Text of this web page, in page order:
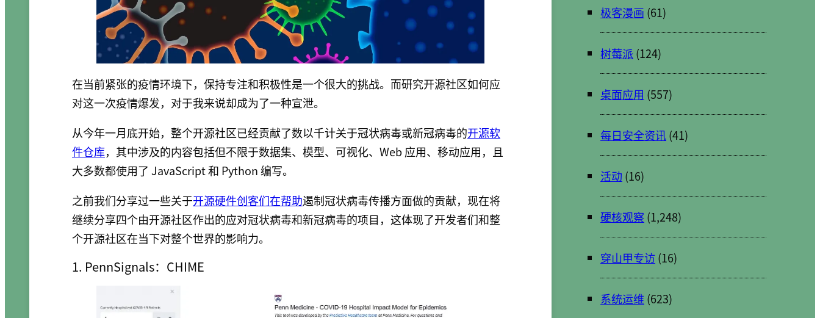
在当前紧张的疫情环境下，保持专注和积极性是一个很大的挑战。而研究开源社区如何应
对这一次疫情爆发，对于我来说却成为了一种宣泄。
从今年一月底开始，整个开源社区已经贡献了数以千计关于冠状病毒或新冠病毒的开源软
件仓库，其中涉及的内容包括但不限于数据集、模型、可视化、Web 应用、移动应用，且
大多数都使用了 JavaScript 和 Python 编写。
之前我们分享过一些关于开源硬件创客们在帮助遏制冠状病毒传播方面做的贡献，现在将
继续分享四个由开源社区作出的应对冠状病毒和新冠病毒的项目，这体现了开发者们和整
个开源社区在当下对整个世界的影响力。
1. PennSignals：CHIME
极客漫画 (61)
树莓派 (124)
桌面应用 (557)
每日安全资讯(41)
活动 (16)
硬核观察 (1,248)
穿山甲专访(16)
系统运维(623)